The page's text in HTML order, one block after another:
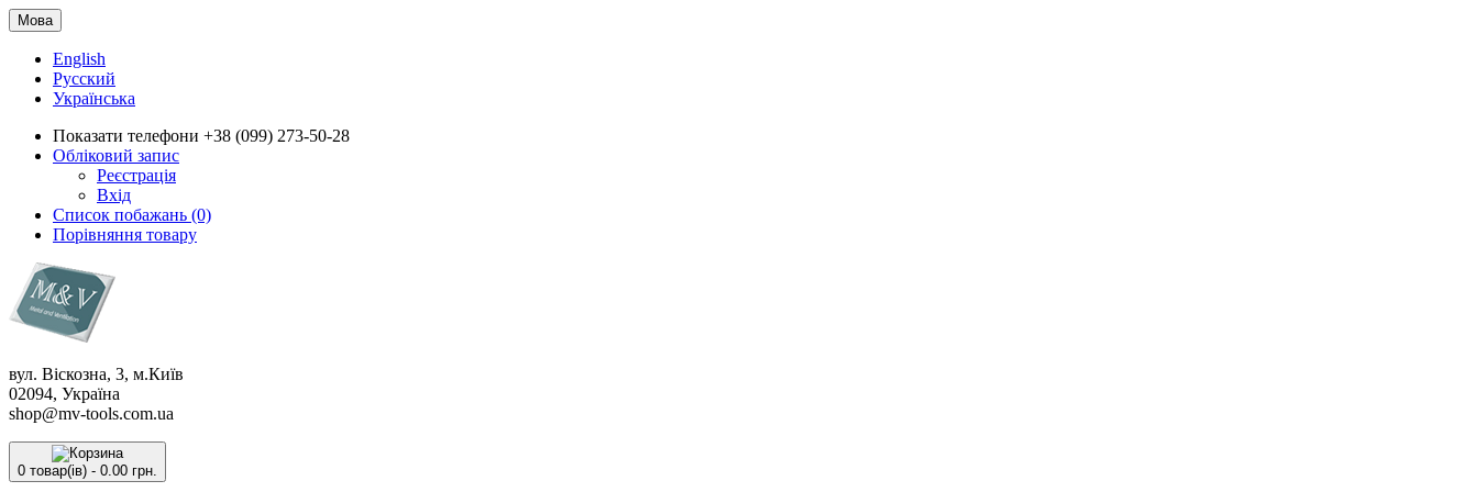
Мова
English
Русский
Українська
Показати телефони +38 (099) 273-50-28
Обліковий запис
Реєстрація
Вхід
Список побажань (0)
Порівняння товару
вул. Віскозна, 3, м.Київ
02094, Україна
shop@mv-tools.com.ua
0 товар(ів) - 0.00 грн.